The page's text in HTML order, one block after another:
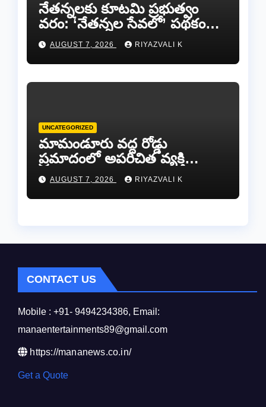
​నేతన్నలకు కూటమి ప్రభుత్వం
వరం: ‘నేతన్నల సేవలో’ పథకం
ద్వారా ఏటా ₹25,000 ఆర్థిక
సాయం!
AUGUST 7, 2026 RIYAZVALI K
UNCATEGORIZED
​మామండూరు వద్ద రోడ్డు
ప్రమాదంలో అపరిచిత వ్యక్తి
మృతి…సమాచారం తెలిస్తే
రేణిగుంట పోలీసులను
సంప్రదించండి.
AUGUST 7, 2026 RIYAZVALI K
CONTACT US
Mobile : +91- 9494234386, Email:
manaentertainments89@gmail.com
https://mananews.co.in/
Get a Quote